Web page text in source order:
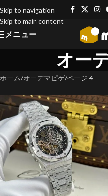
Skip to navigation
Skip to main content
メニュー
オー
ホーム オーデマピゲ ページ 4